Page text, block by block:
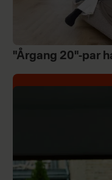
"Årgang 20"-par